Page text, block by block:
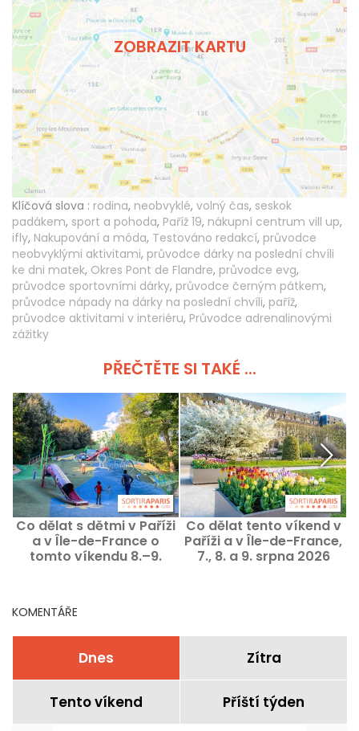
ZOBRAZIT KARTU
Klíčová slova : rodina, neobvyklé, volný čas, seskok
padákem, sport a pohoda, Paříž 19, nákupní centrum vill up,
ifly, Nakupování a móda, Testováno redakcí, průvodce
neobvyklými aktivitami, průvodce dárky na poslední chvíli
ke dni matek, Okres Pont de Flandre, průvodce evg,
průvodce sportovními dárky, průvodce černým pátkem,
průvodce nápady na dárky na poslední chvíli, paříž,
průvodce aktivitami v interiéru, Průvodce adrenalinovými
zážitky
PŘEČTĚTE SI TAKÉ ...
Co dělat s dětmi v Paříži
a v Île-de-France o
tomto víkendu 8.–9.
Co dělat tento víkend v
Paříži a v Île-de-France,
7., 8. a 9. srpna 2026
KOMENTÁŘE
Dnes Zítra
Tento víkend Příští týden